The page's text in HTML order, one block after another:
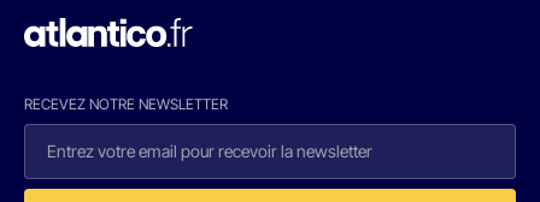
RECEVEZ NOTRE NEWSLETTER